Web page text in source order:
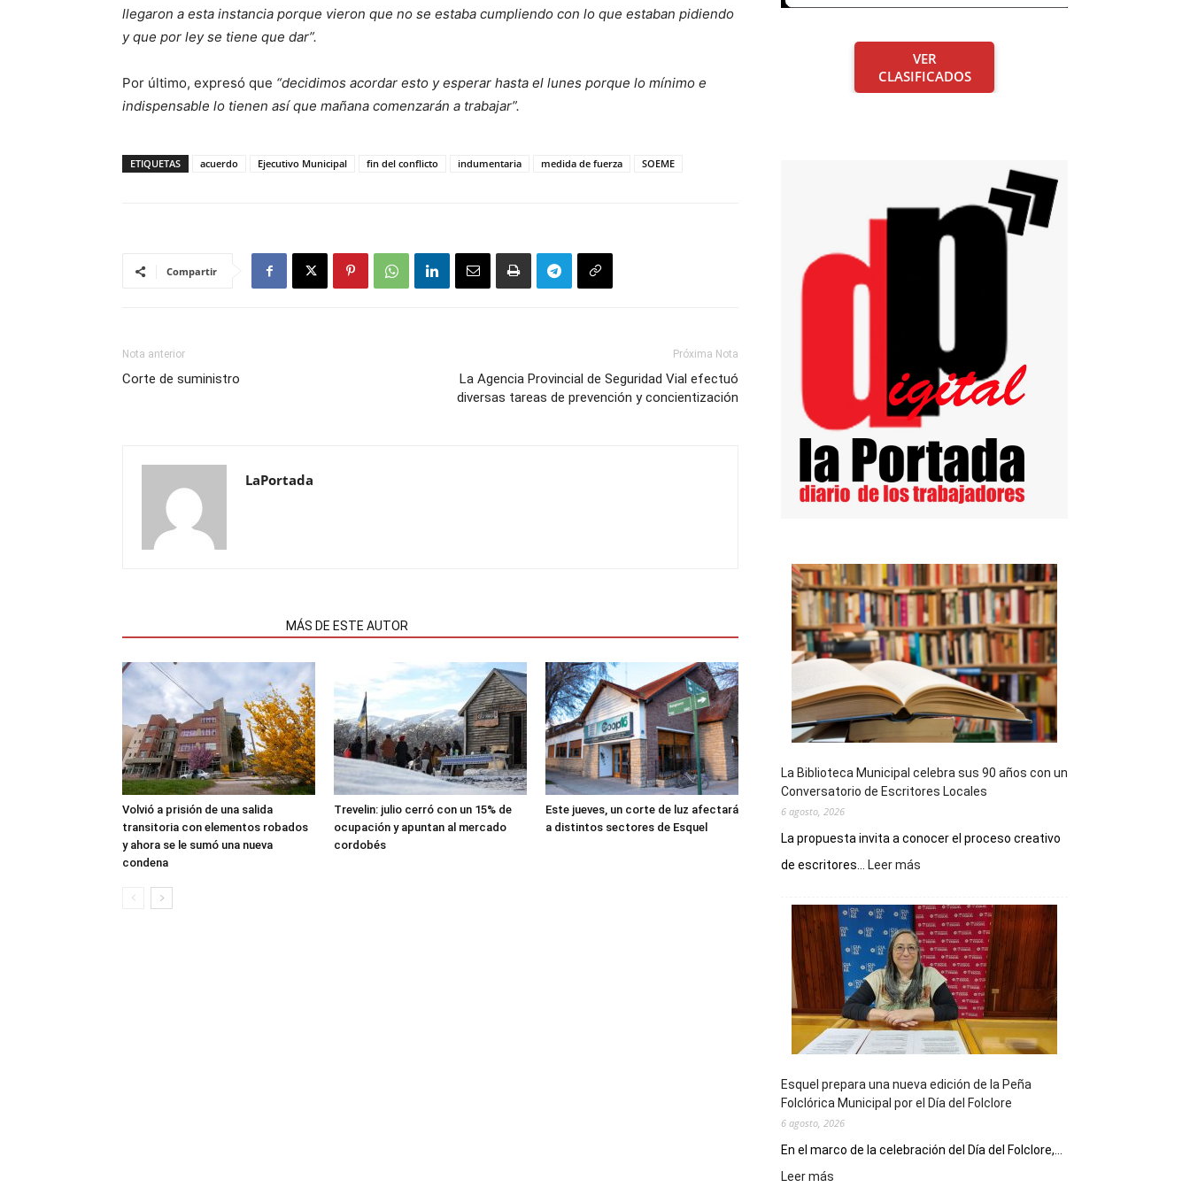
llegaron a esta instancia porque vieron que no se estaba cumpliendo con lo que estaban pidiendo
y que por ley se tiene que dar”.
Por último, expresó que “decidimos acordar esto y esperar hasta el lunes porque lo mínimo e
indispensable lo tienen así que mañana comenzarán a trabajar”.
ETIQUETAS acuerdo Ejecutivo Municipal fin del conflicto indumentaria medida de fuerza SOEME
Compartir
Nota anterior
Corte de suministro
Próxima Nota
La Agencia Provincial de Seguridad Vial efectuó
diversas tareas de prevención y concientización
LaPortada
MÁS DE ESTE AUTOR
Volvió a prisión de una salida
transitoria con elementos robados
y ahora se le sumó una nueva
condena
Trevelin: julio cerró con un 15% de
ocupación y apuntan al mercado
cordobés
Este jueves, un corte de luz afectará
a distintos sectores de Esquel
VER
CLASIFICADOS
La Biblioteca Municipal celebra sus 90 años con un
Conversatorio de Escritores Locales
6 agosto, 2026
La propuesta invita a conocer el proceso creativo
de escritores...
Leer más
Municipal
celebra
sus
90
años
con
un
Conversatorio
Escritores
Locales
Esquel prepara una nueva edición de la Peña
Folclórica Municipal por el Día del Folclore
6 agosto, 2026
En el marco de la celebración del Día del Folclore,...
Leer más